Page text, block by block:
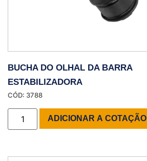
BUCHA DO OLHAL DA BARRA
ESTABILIZADORA
CÓD: 3788
ADICIONAR A COTAÇÃO